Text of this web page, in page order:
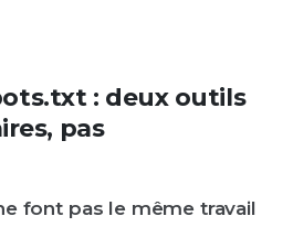
: deux outils
pas
font pas le même travail